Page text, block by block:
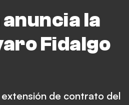
la
Fidalgo
de contrato del